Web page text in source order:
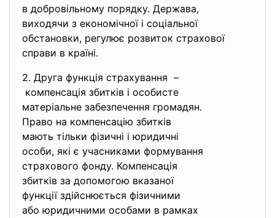
в добровільному порядку. Держава,
виходячи з економічної і соціальної
обстановки, регулює розвиток страхової
справи в країні.
2. Друга функція страхування –
компенсація збитків і особисте
матеріальне забезпечення громадян.
Право на компенсацію збитків
мають тільки фізичні і юридичні
особи, які є учасниками формування
страхового фонду. Компенсація
збитків за допомогою вказаної
функції здійснюється фізичними
або юридичними особами в рамках